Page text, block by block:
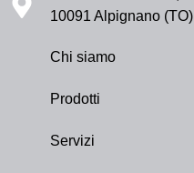
10091 Alpignano (TO)
Chi siamo
Prodotti
Servizi